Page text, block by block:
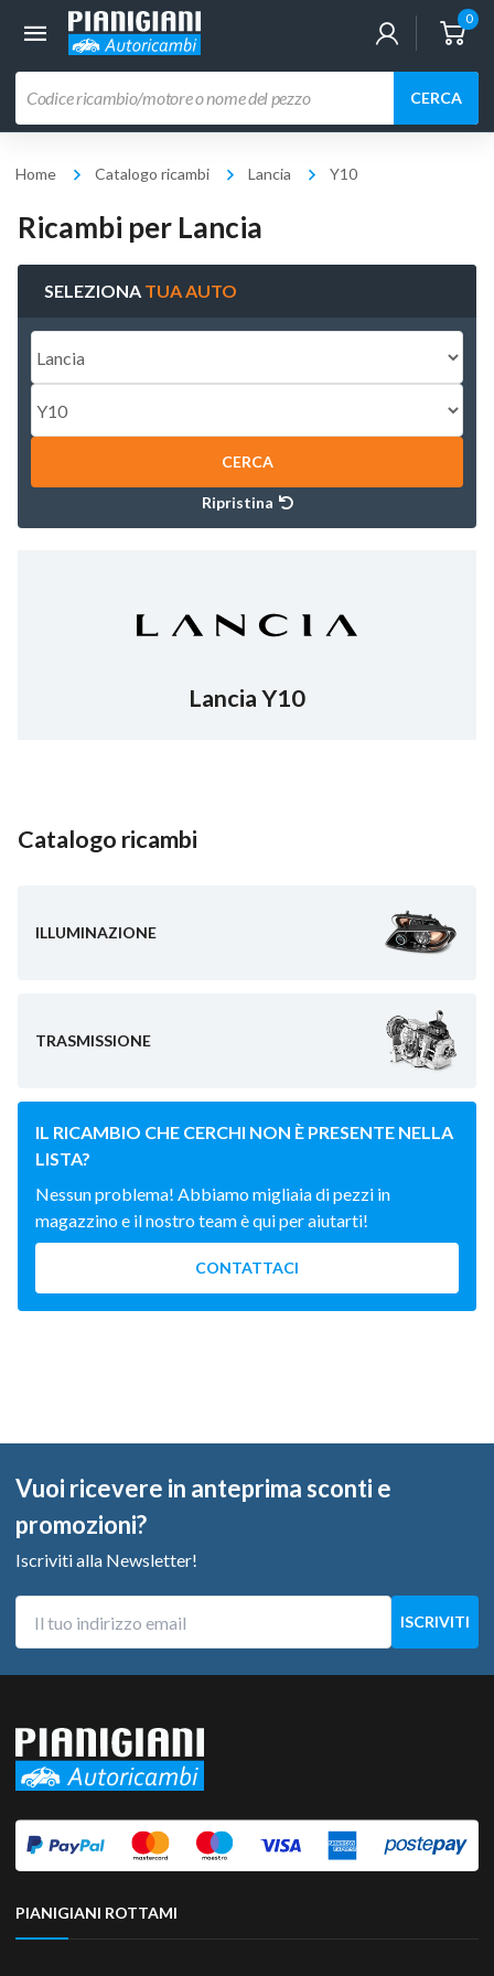
0
prodotti
CERCA
Home Catalogo ricambi Lancia Y10
Ricambi per Lancia
SELEZIONA TUA AUTO
CERCA
Ripristina
Lancia Y10
Catalogo ricambi
ILLUMINAZIONE
TRASMISSIONE
IL RICAMBIO CHE CERCHI NON È PRESENTE NELLA
LISTA?
Nessun problema! Abbiamo migliaia di pezzi in
magazzino e il nostro team è qui per aiutarti!
CONTATTACI
Vuoi ricevere in anteprima sconti e
promozioni?
Iscriviti alla Newsletter!
PIANIGIANI ROTTAMI